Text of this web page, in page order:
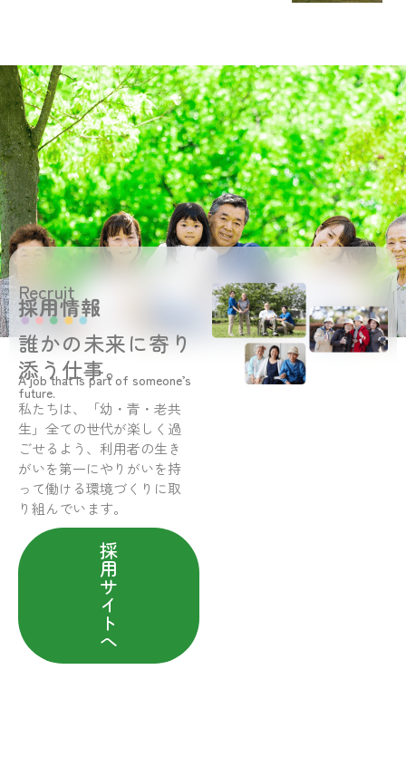
Recruit
採用情報
誰かの未来に寄り
添う仕事。
A job that is part of someone’s
future.
私たちは、「幼・青・老共
生」全ての世代が楽しく過
ごせるよう、利用者の生き
がいを第一にやりがいを持
って働ける環境づくりに取
り組んでいます。
採
用
サ
イ
ト
へ